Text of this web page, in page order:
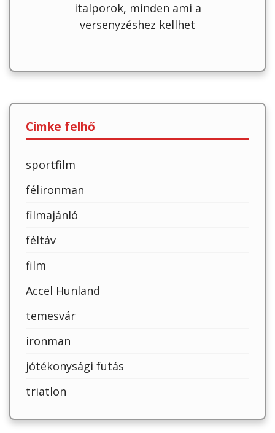
italporok, minden ami a
versenyzéshez kellhet
Címke felhő
sportfilm
félironman
filmajánló
féltáv
film
Accel Hunland
temesvár
ironman
jótékonysági futás
triatlon